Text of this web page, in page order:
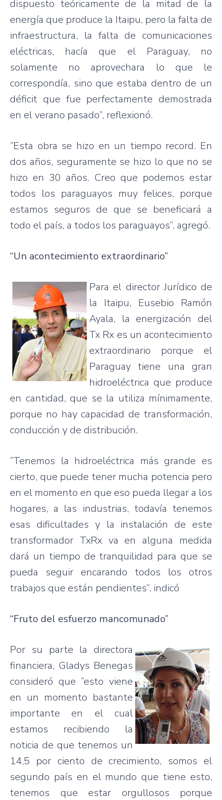
dispuesto teóricamente de la mitad de la
energía que produce la Itaipu, pero la falta de
infraestructura, la falta de comunicaciones
eléctricas, hacía que el Paraguay, no
solamente no aprovechara lo que le
correspondía, sino que estaba dentro de un
déficit que fue perfectamente demostrada
en el verano pasado”, reflexionó.
“Esta obra se hizo en un tiempo record. En
dos años, seguramente se hizo lo que no se
hizo en 30 años. Creo que podemos estar
todos los paraguayos muy felices, porque
estamos seguros de que se beneficiará a
todo el país, a todos los paraguayos”, agregó.
“Un acontecimiento extraordinario”
Para el director Jurídico de
la Itaipu, Eusebio Ramón
Ayala, la energización del
Tx Rx es un acontecimiento
extraordinario porque el
Paraguay tiene una gran
hidroeléctrica que produce
en cantidad, que se la utiliza mínimamente,
porque no hay capacidad de transformación,
conducción y de distribución.
“Tenemos la hidroeléctrica más grande es
cierto, que puede tener mucha potencia pero
en el momento en que eso pueda llegar a los
hogares, a las industrias, todavía tenemos
esas dificultades y la instalación de este
transformador TxRx va en alguna medida
dará un tiempo de tranquilidad para que se
pueda seguir encarando todos los otros
trabajos que están pendientes”, indicó
“Fruto del esfuerzo mancomunado”
Por su parte la directora
financiera, Gladys Benegas
consideró que “esto viene
en un momento bastante
importante en el cual
estamos recibiendo la
noticia de que tenemos un
14,5 por ciento de crecimiento, somos el
segundo país en el mundo que tiene esto,
tenemos que estar orgullosos porque